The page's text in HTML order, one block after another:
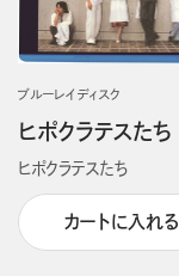
ブルーレイディスク
ヒポクラテスたち
ヒポクラテスたち
カートに入れる